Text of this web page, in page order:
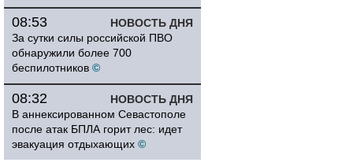
НОВОСТЬ ДНЯ
08:53
За сутки силы российской ПВО
обнаружили более 700
беспилотников ©
НОВОСТЬ ДНЯ
08:32
В аннексированном Севастополе
после атак БПЛА горит лес: идет
эвакуация отдыхающих ©